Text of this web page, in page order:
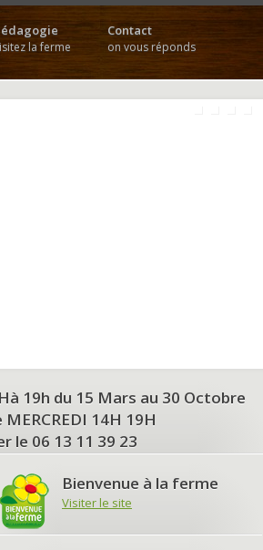
la ferme
Contact
on vous réponds
19h du 15 Mars au 30 Octobre
14H 19H
le 06 13 11 39 23
Bienvenue à la ferme
Visiter le site